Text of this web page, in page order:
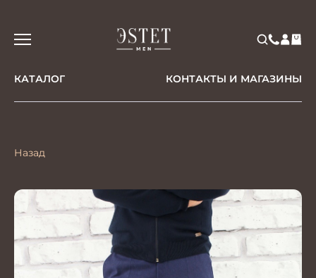
КАТАЛОГ КОНТАКТЫ И МАГАЗИНЫ
Назад